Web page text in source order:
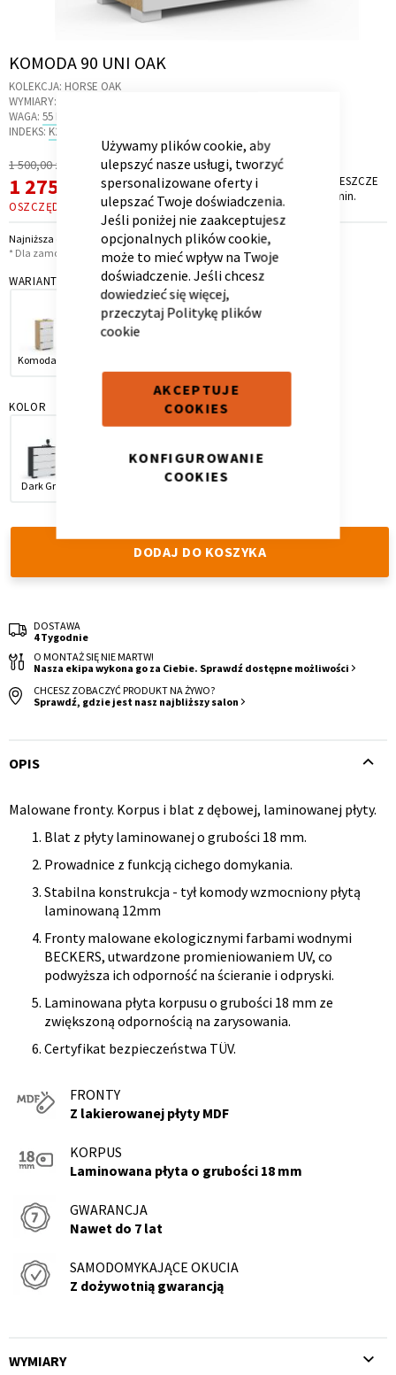
Używamy plików cookie, aby
ulepszyć nasze usługi, tworzyć
spersonalizowane oferty i
ulepszać Twoje doświadczenia.
Jeśli poniżej nie zaakceptujesz
opcjonalnych plików cookie,
może to mieć wpływ na Twoje
doświadczenie. Jeśli chcesz
dowiedzieć się więcej,
przeczytaj Politykę plików
cookie
AKCEPTUJE
COOKIES
KONFIGUROWANIE
COOKIES
Skip
the
beginning
of
images
gallery
KOMODA 90 UNI OAK
KOLEKCJA: HORSE OAK
WYMIARY:
WAGA: 55 KG
INDEKS: K2.21
Regularna
Cena
1 500,00 zł
Cena
promocyjna
1 275,00 zł*
OSZCZĘDZASZ 225,00 ZŁ
PROMOCJA TRWA JESZCZE
9 dni, 23 godz. i 56 min.
Najniższa cena z 30 dni przed obniżką: 1 275,00 zł
* Dla zamówień powyżej 6 999,00 zł
WARIANT
Komoda 55
KOLOR
Dark Grey White
DODAJ DO KOSZYKA
DOSTAWA
4 Tygodnie
O MONTAŻ SIĘ NIE MARTW!
Nasza ekipa wykona go za Ciebie. Sprawdź dostępne możliwości
CHCESZ ZOBACZYĆ PRODUKT NA ŻYWO?
Sprawdź, gdzie jest nasz najbliższy salon
OPIS
Opis
produktu
Malowane fronty. Korpus i blat z dębowej, laminowanej płyty.
Blat z płyty laminowanej o grubości 18 mm.
Prowadnice z funkcją cichego domykania.
Stabilna konstrukcja - tył komody wzmocniony płytą
laminowaną 12mm
Fronty malowane ekologicznymi farbami wodnymi
BECKERS, utwardzone promieniowaniem UV, co
podwyższa ich odporność na ścieranie i odpryski.
Laminowana płyta korpusu o grubości 18 mm ze
zwiększoną odpornością na zarysowania.
Certyfikat bezpieczeństwa TÜV.
FRONTY
Z lakierowanej płyty MDF
KORPUS
Laminowana płyta o grubości 18 mm
GWARANCJA
Nawet do 7 lat
SAMODOMYKAJĄCE OKUCIA
Z dożywotnią gwarancją
WYMIARY
Toaletka Skrzynia i stolik
Krzesło i fotel Wszystkie meble